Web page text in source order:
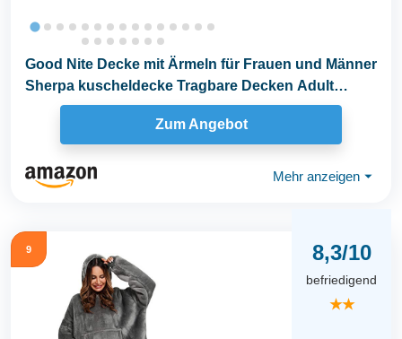
Good Nite Decke mit Ärmeln für Frauen und Männer
Sherpa kuscheldecke Tragbare Decken Adult
Cosy...
Zum Angebot
Mehr anzeigen ⏷
9 8,3/10
befriedigend
★★